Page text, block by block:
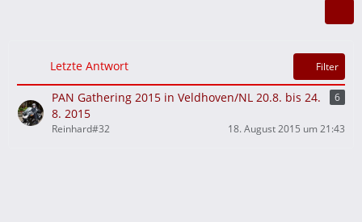
Letzte Antwort Filter
PAN Gathering 2015 in Veldhoven/NL 20.8. bis 24.
8. 2015
6
Reinhard#32 18. August 2015 um 21:43